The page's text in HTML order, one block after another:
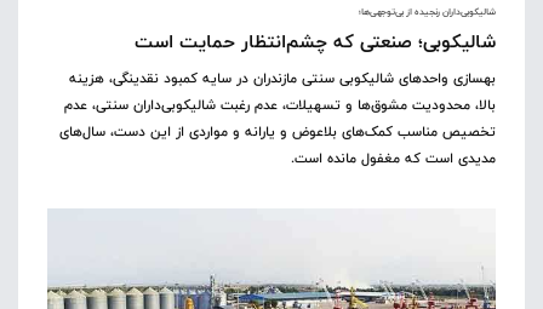
شالیکوبی‌داران رنجیده از بی‌توجهی‌ها؛
شالیکوبی؛ صنعتی که چشم‌انتظار حمایت است
بهسازی واحدهای شالیکوبی سنتی مازندران در سایه کمبود نقدینگی، هزینه
بالا، محدودیت مشوق‌ها و تسهیلات، عدم رغبت شالیکوبی‌داران سنتی، عدم
تخصیص مناسب کمک‌های بلاعوض و یارانه و مواردی از این دست، سال‌های
مدیدی است که مغفول مانده است.